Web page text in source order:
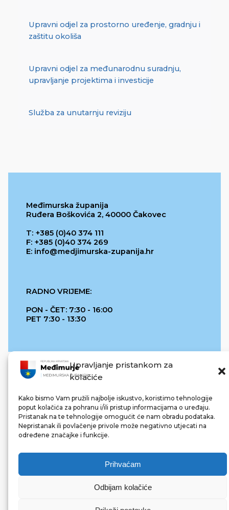
Upravljanje pristankom za
kolačiće
Kako bismo Vam pružili najbolje iskustvo, koristimo tehnologije
poput kolačića za pohranu i/ili pristup informacijama o uređaju.
Pristanak na te tehnologije omogućit će nam obradu podataka.
Nepristanak ili povlačenje privole može negativno utjecati na
određene značajke i funkcije.
Prihvaćam
Odbijam kolačiće
Upravni odjel za prostorno uređenje, gradnju i
zaštitu okoliša
Upravni odjel za međunarodnu suradnju,
upravljanje projektima i investicije
Služba za unutarnju reviziju
Međimurska županija
Ruđera Boškovića 2, 40000 Čakovec
T: +385 (0)40 374 111
F: +385 (0)40 374 269
E: info@medjimurska-zupanija.hr
RADNO VRIJEME:
PON - ČET: 7:30 - 16:00
PET 7:30 - 13:30
REPUBLIKA HRVATSKA
© 2022 Međimurska županija. Sva prava pridržana.